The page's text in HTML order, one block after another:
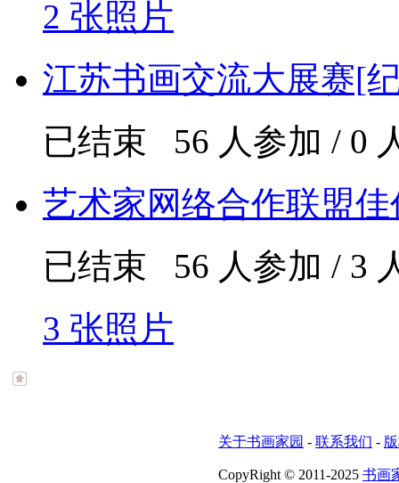
2 张照片
江苏书画交流大展赛[
已结束 56 人参加 / 0
艺术家网络合作联盟
已结束 56 人参加 / 3
3 张照片
关于书画家园 - 联系我们 -
CopyRight © 2011-2025 书画